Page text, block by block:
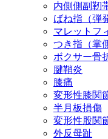
内側側副靭
ばね指（弾
マレットフ
つき指（掌
ボクサー骨
腱鞘炎
膝痛
変形性膝関
半月板損傷
変形性股関
外反母趾